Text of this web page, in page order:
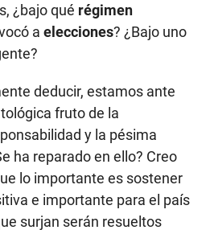
¿bajo qué régimen
a elecciones? ¿Bajo uno
deducir, estamos ante
fruto de la
y la pésima
ha reparado en ello? Creo
lo importante es sostener
e importante para el país
surjan serán resueltos